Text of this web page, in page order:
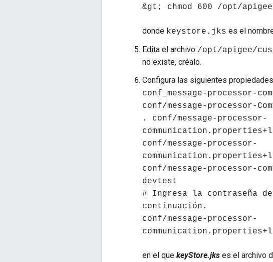
&gt; chmod 600 /opt/
donde keystore.jks es el
Edita el archivo /opt/apigee/
no existe, créalo.
Configura las siguientes
conf_message-processor-
conf/message-processor-
. conf/message-processor-
conf/message-processor-
conf/message-processor-
devtest
# Ingresa la contraseña
continuación.
conf/message-processor-
en el que keyStore.jks es el archivo